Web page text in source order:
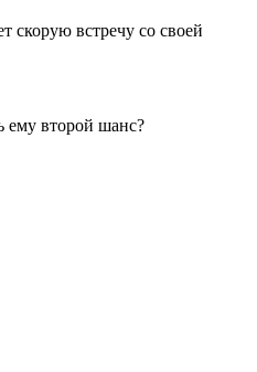
встречу со своей
ему второй шанс?